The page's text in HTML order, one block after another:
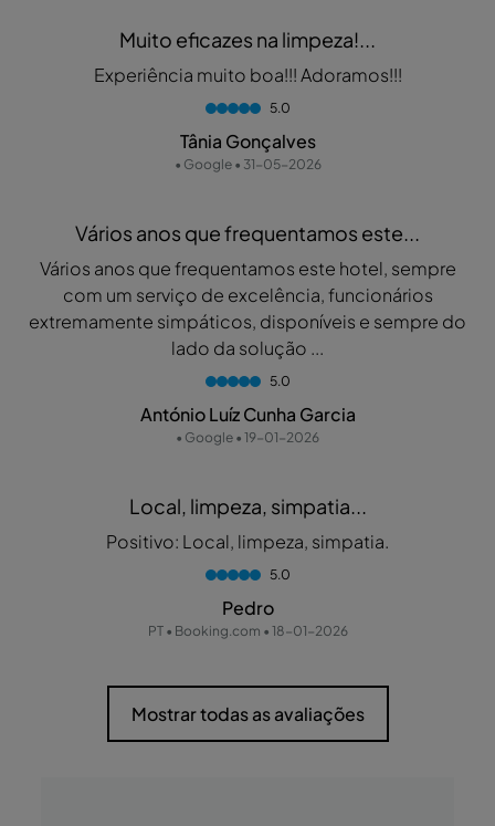
Muito eficazes na limpeza!...
Experiência muito boa!!! Adoramos!!!
5.0
Tânia Gonçalves
• Google • 31-05-2026
Vários anos que frequentamos este...
Vários anos que frequentamos este hotel, sempre
com um serviço de excelência, funcionários
extremamente simpáticos, disponíveis e sempre do
lado da solução ...
5.0
António Luíz Cunha Garcia
• Google • 19-01-2026
Local, limpeza, simpatia...
Positivo: Local, limpeza, simpatia.
5.0
Pedro
PT • Booking.com • 18-01-2026
Mostrar todas as avaliações